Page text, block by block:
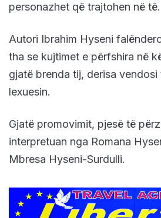
personazhet që trajtohen në të.
Autori Ibrahim Hyseni
tha se kujtimet e përfshira në
gjatë brenda tij, derisa vendosi
lexuesin.
Gjatë promovimit, pjesë të
interpretuan nga Romana
Mbresa Hyseni-Surdulli.